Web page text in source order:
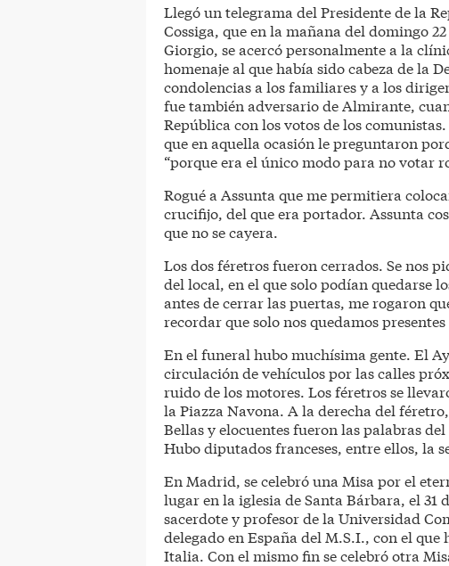
Llegó un telegrama del Presidente de la
Cossiga, que en la mañana del domingo
Giorgio, se acercó personalmente a la
homenaje al que había sido cabeza de la
condolencias a los familiares y a los
fue también adversario de Almirante,
República con los votos de los
que en aquella ocasión le preguntaron
“porque era el único modo para no votar
Rogué a Assunta que me permitiera
crucifijo, del que era portador. Assunta
que no se cayera.
Los dos féretros fueron cerrados. Se nos
del local, en el que solo podían quedarse
antes de cerrar las puertas, me rogaron
recordar que solo nos quedamos
En el funeral hubo muchísima gente. El
circulación de vehículos por las calles
ruido de los motores. Los féretros se
la Piazza Navona. A la derecha del
Bellas y elocuentes fueron las palabras
Hubo diputados franceses, entre ellos, la
En Madrid, se celebró una Misa por el
lugar en la iglesia de Santa Bárbara, el
sacerdote y profesor de la Universidad
delegado en España del M.S.I., con el
Italia. Con el mismo fin se celebró otra